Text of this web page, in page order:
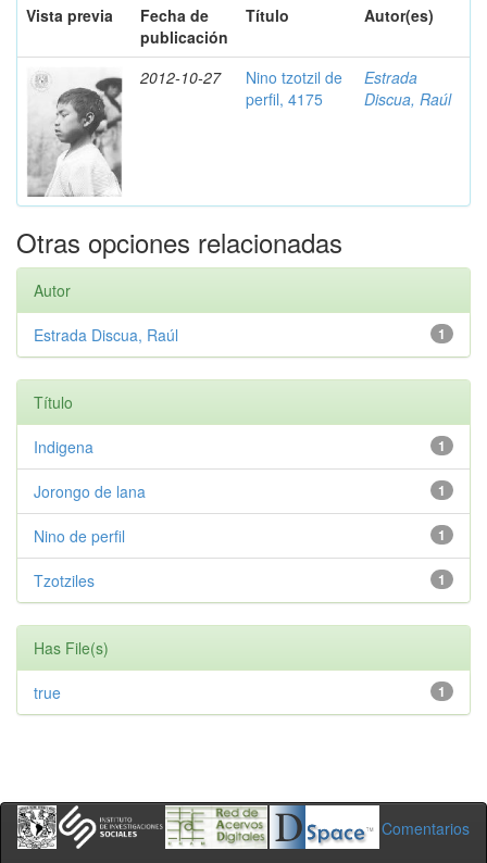
Vista previa
Fecha de
publicación
Título Autor(es)
2012-10-27
Nino tzotzil de
perfil, 4175
Estrada
Discua, Raúl
Otras opciones relacionadas
Autor
1
Estrada Discua, Raúl
Título
1
Indigena
1
Jorongo de lana
1
Nino de perfil
1
Tzotziles
Has File(s)
1
true
Comentarios